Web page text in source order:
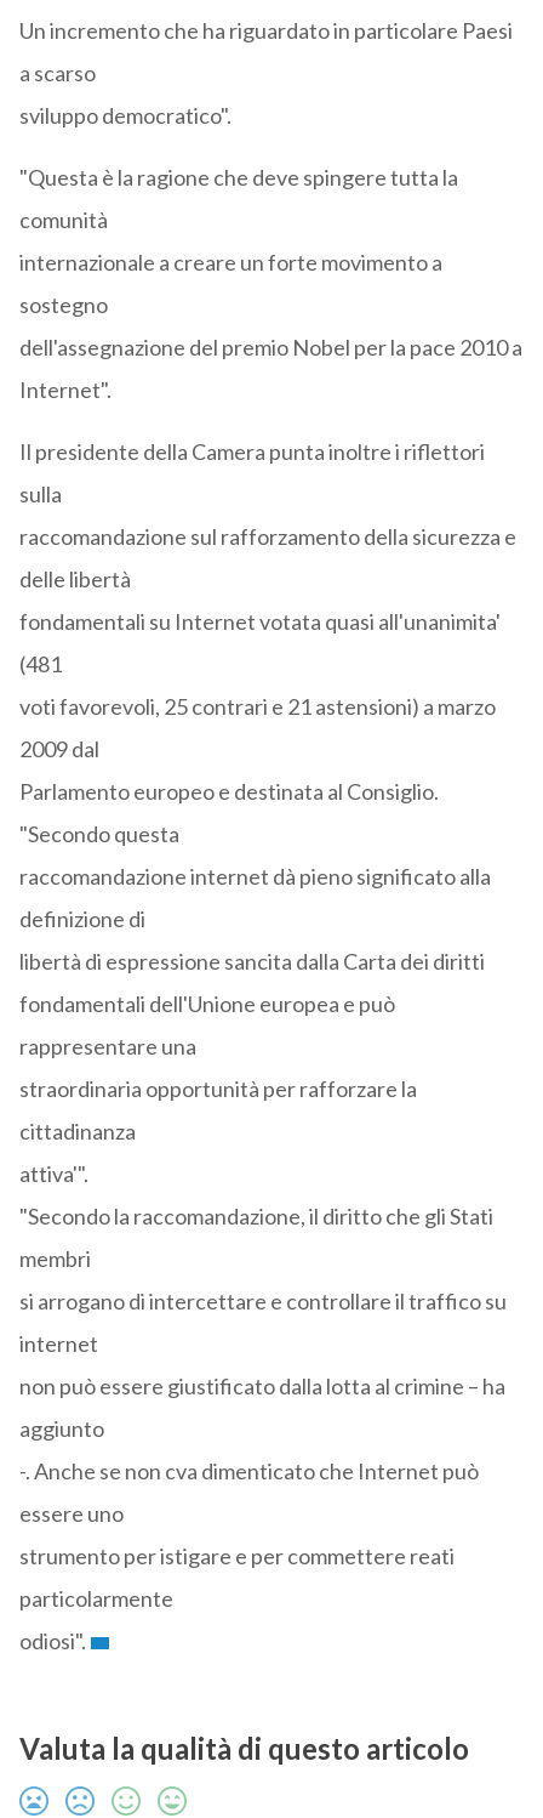
Un incremento che ha riguardato in particolare Paesi
a scarso
sviluppo democratico".
"Questa è la ragione che deve spingere tutta la
comunità
internazionale a creare un forte movimento a
sostegno
dell'assegnazione del premio Nobel per la pace 2010 a
Internet".
Il presidente della Camera punta inoltre i riflettori
sulla
raccomandazione sul rafforzamento della sicurezza e
delle libertà
fondamentali su Internet votata quasi all'unanimita'
(481
voti favorevoli, 25 contrari e 21 astensioni) a marzo
2009 dal
Parlamento europeo e destinata al Consiglio.
"Secondo questa
raccomandazione internet dà pieno significato alla
definizione di
libertà di espressione sancita dalla Carta dei diritti
fondamentali dell'Unione europea e può
rappresentare una
straordinaria opportunità per rafforzare la
cittadinanza
attiva'".
"Secondo la raccomandazione, il diritto che gli Stati
membri
si arrogano di intercettare e controllare il traffico su
internet
non può essere giustificato dalla lotta al crimine – ha
aggiunto
-. Anche se non cva dimenticato che Internet può
essere uno
strumento per istigare e per commettere reati
particolarmente
odiosi".
Valuta la qualità di questo articolo